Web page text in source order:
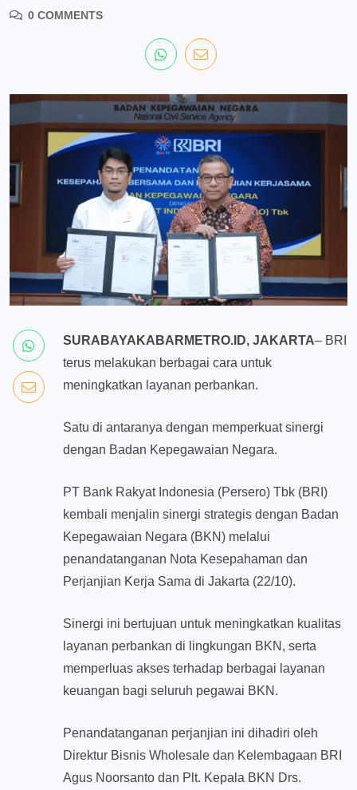
0 COMMENTS
SURABAYAKABARMETRO.ID, JAKARTA– BRI
terus melakukan berbagai cara untuk
meningkatkan layanan perbankan.
Satu di antaranya dengan memperkuat sinergi
dengan Badan Kepegawaian Negara.
PT Bank Rakyat Indonesia (Persero) Tbk (BRI)
kembali menjalin sinergi strategis dengan Badan
Kepegawaian Negara (BKN) melalui
penandatanganan Nota Kesepahaman dan
Perjanjian Kerja Sama di Jakarta (22/10).
Sinergi ini bertujuan untuk meningkatkan kualitas
layanan perbankan di lingkungan BKN, serta
memperluas akses terhadap berbagai layanan
keuangan bagi seluruh pegawai BKN.
Penandatanganan perjanjian ini dihadiri oleh
Direktur Bisnis Wholesale dan Kelembagaan BRI
Agus Noorsanto dan Plt. Kepala BKN Drs.